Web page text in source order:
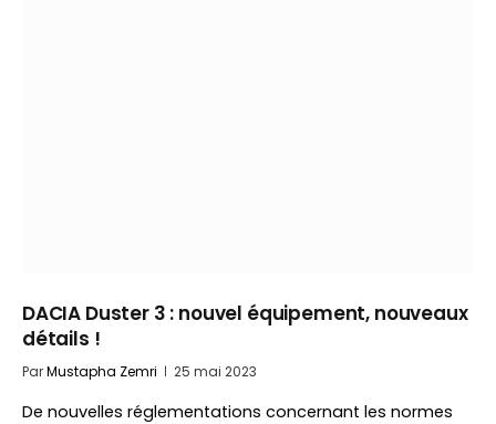
DACIA Duster 3 : nouvel équipement, nouveaux
détails !
ParMustapha Zemri 25 mai 2023
De nouvelles réglementations concernant les normes